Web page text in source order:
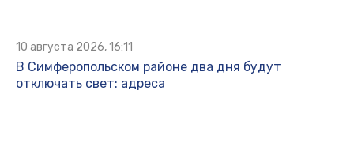
10 августа 2026, 16:11
В Симферопольском районе два дня будут
отключать свет: адреса